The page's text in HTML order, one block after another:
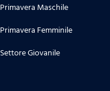
Primavera Maschile
Primavera Femminile
Settore Giovanile